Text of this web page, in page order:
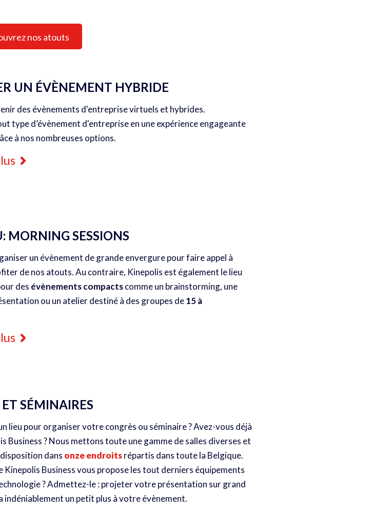
nos atouts
UN ÉVÈNEMENT HYBRIDE
des évènements d'entreprise virtuels et hybrides.
type d’évènement d'entreprise en une expérience engageante
à nos nombreuses options.
MORNING SESSIONS
un évènement de grande envergure pour faire appel à
de nos atouts. Au contraire, Kinepolis est également le lieu
des évènements compactscomme un brainstorming, une
ou un atelier destiné à des groupes de15 à
SÉMINAIRES
lieu pour organiser votre congrès ou séminaire ? Avez-vous déjà
Business ? Nous mettons toute une gamme de salles diverses et
dans onze endroitsrépartis dans toute la Belgique.
Kinepolis Business vous propose les tout derniers équipements
? Admettez-le : projeter votre présentation sur grand
indéniablement un petit plus à votre évènement.